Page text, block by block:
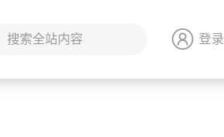
登录